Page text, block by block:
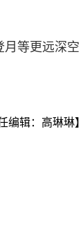
月等更远深空
编辑：高琳琳】